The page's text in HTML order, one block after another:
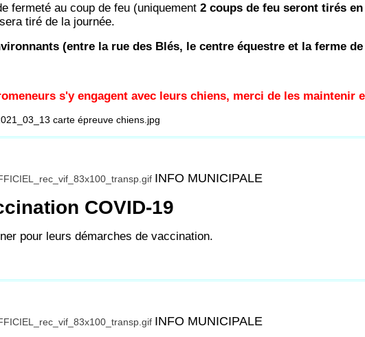
fermeté au coup de feu (uniquement 2 coups de feu seront tirés
tiré de la journée.
(entre la rue des Blés, le centre équestre et la ferme
s'y engagent avec leurs chiens, merci de les maintenir
INFO MUNICIPALE
COVID-19
pour leurs démarches de vaccination.
INFO MUNICIPALE